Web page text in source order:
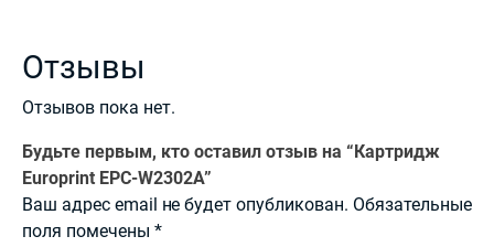
Отзывы
Отзывов пока нет.
Будьте первым, кто оставил отзыв на “Картридж
Europrint EPC-W2302A”
Ваш адрес email не будет опубликован. Обязательные
поля помечены *